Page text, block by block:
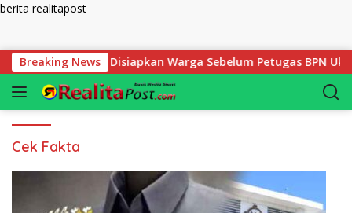
berita realitapost
Breaking News
yang Harus Disiapkan Warga Sebelum Petugas BPN Ukur
Cek Fakta